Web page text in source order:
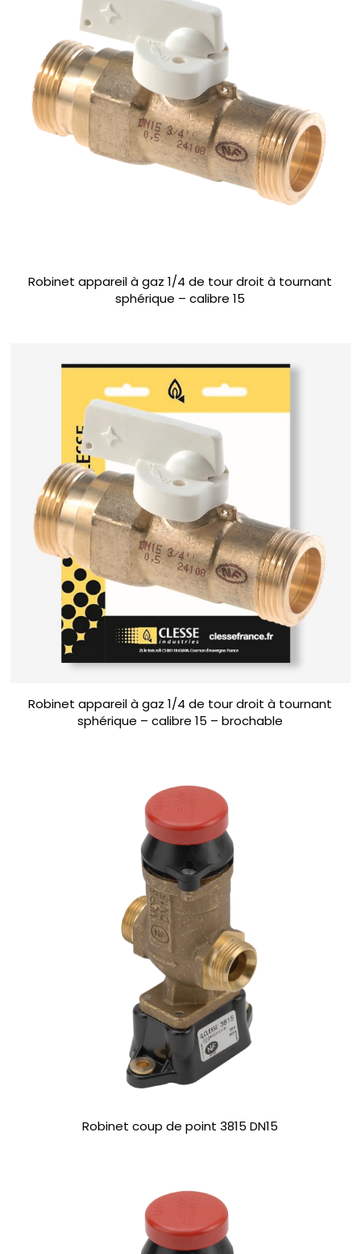
Robinet appareil à gaz 1/4 de tour droit à tournant
sphérique – calibre 15
Robinet appareil à gaz 1/4 de tour droit à tournant
sphérique – calibre 15 – brochable
Robinet coup de point 3815 DN15